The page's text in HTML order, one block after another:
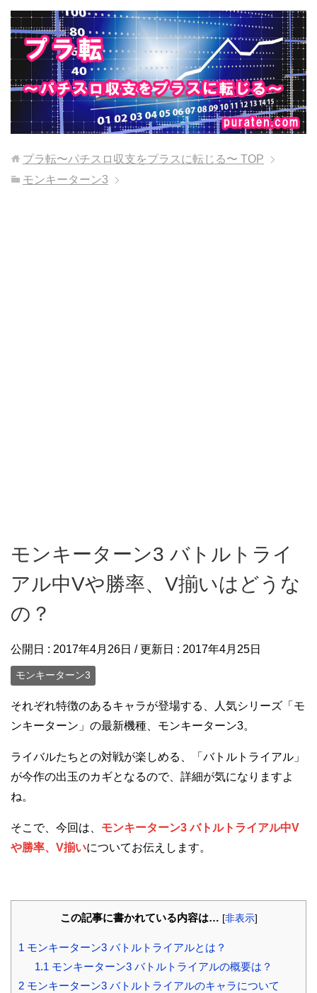
プラ転〜パチスロ収支をプラスに転じる〜 TOP
モンキーターン3
モンキーターン3 バトルトライ
アル中Vや勝率、V揃いはどうな
の？
公開日 : 2017年4月26日 / 更新日 : 2017年4月25日
モンキーターン3
それぞれ特徴のあるキャラが登場する、人気シリーズ「モ
ンキーターン」の最新機種、モンキーターン3。
ライバルたちとの対戦が楽しめる、「バトルトライアル」
が今作の出玉のカギとなるので、詳細が気になりますよ
ね。
そこで、今回は、 モンキーターン3 バトルトライアル中V
や勝率、V揃いについてお伝えします。
この記事に書かれている内容は… [非表示]
1 モンキーターン3 バトルトライアルとは？
1.1 モンキーターン3 バトルトライアルの概要は？
2 モンキーターン3 バトルトライアルのキャラについて